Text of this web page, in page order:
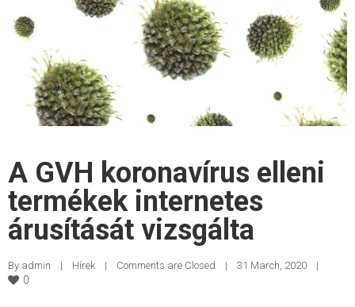
A GVH koronavírus elleni
termékek internetes
árusítását vizsgálta
By admin | Hírek | Comments are Closed | 31 March, 2020 |
0